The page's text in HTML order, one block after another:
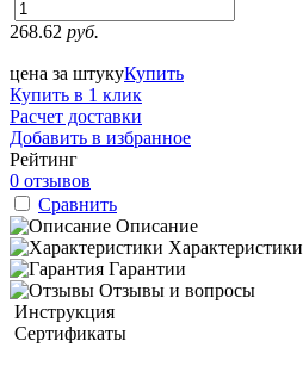
268.62 руб.
цена за штукуКупить
Купить в 1 клик
Расчет доставки
Добавить в избранное
Рейтинг
0 отзывов
Сравнить
Описание
Характеристики
Гарантии
Отзывы и вопросы
Инструкция
Сертификаты